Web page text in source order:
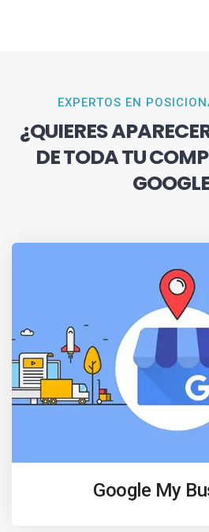
EXPERTOS EN
¿QUIERES
DE TODA TU
Google My